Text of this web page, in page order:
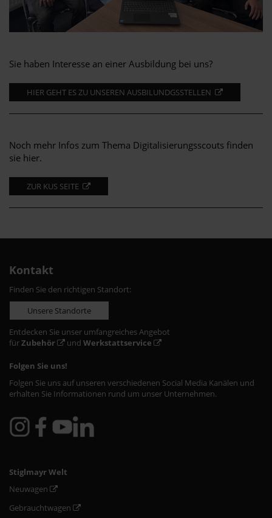
Sie haben Interesse an einer Ausbildung bei uns?
HIER GEHT ES ZU UNSEREN AUSBILUNDGSSTELLEN
Noch mehr Infos zum Thema Digitalisierungsscouts finden
sie hier.
ZUR KUS SEITE
Kontakt
Finden Sie den richtigen Standort:
Unsere Standorte
Entdecken Sie unser umfangreiches Angebot
fürZubehör und Werkstattservice
Folgen Sie uns!
Folgen Sie uns auf unseren verschiedenen Social Media Kanälen und
erhalten Sie Informationen rund um unser Unternehmen.
Stiglmayr Welt
Neuwagen
Gebrauchtwagen